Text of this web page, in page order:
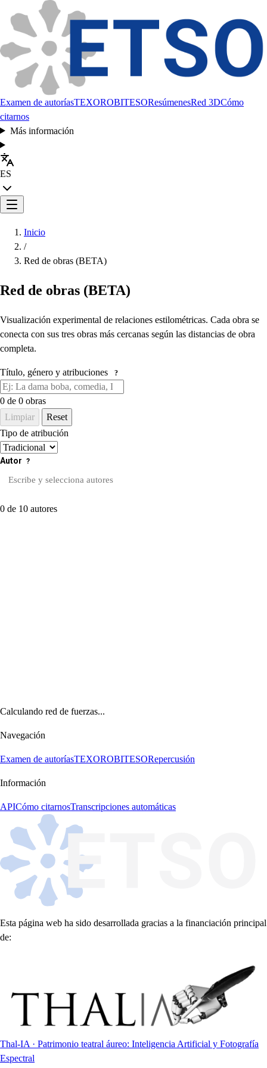
Examen de autoríasTEXOROBITESOResúmenesRed 3DCómo
citarnos
Más información
ES
Inicio
/
Red de obras (BETA)
Red de obras (BETA)
Visualización experimental de relaciones estilométricas. Cada obra se
conecta con sus tres obras más cercanas según las distancias de obra
completa.
Título, género y atribuciones ?
0 de 0 obras
Limpiar
Reset
Tipo de atribución
Autor ?
0 de 10 autores
Calculando red de fuerzas...
Navegación
Examen de autoríasTEXOROBITESORepercusión
Información
APICómo citarnosTranscripciones automáticas
Esta página web ha sido desarrollada gracias a la financiación principal
de:
Thal-IA · Patrimonio teatral áureo: Inteligencia Artificial y Fotografía
Espectral